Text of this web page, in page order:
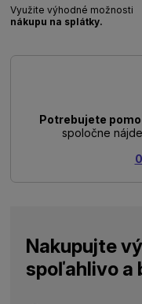
Využite výhodné možnosti
nákupu na splátky.
Potrebujete
spoločne
Nakupujte
spoľahlivo a